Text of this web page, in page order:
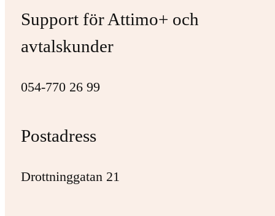
Support för Attimo+ och
avtalskunder
054-770 26 99
Postadress
Drottninggatan 21